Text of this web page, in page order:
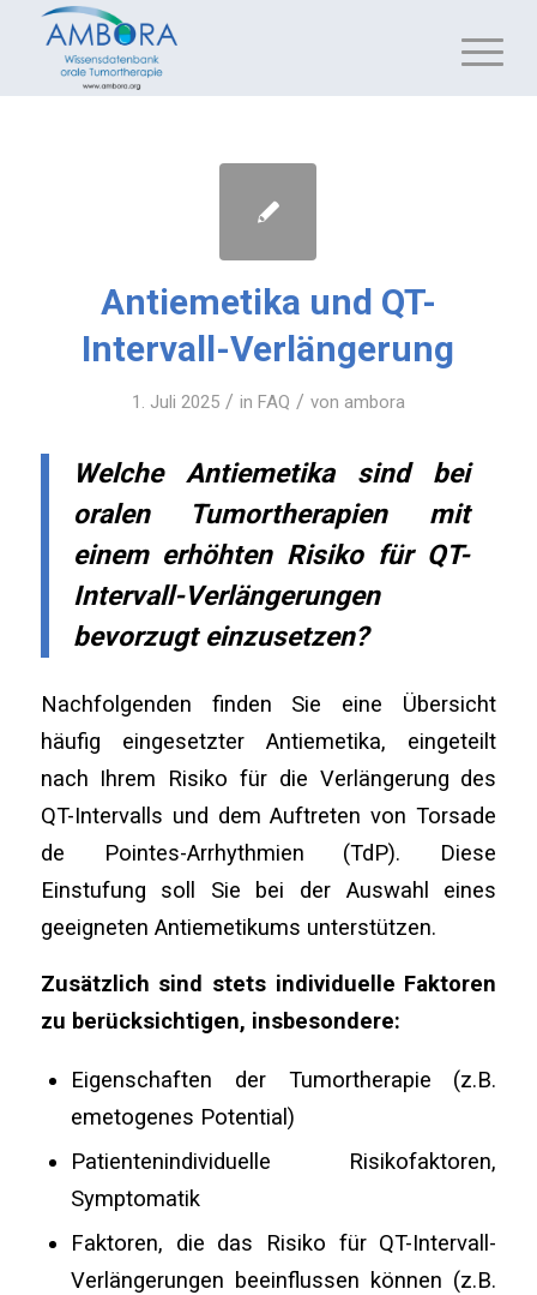
Antiemetika und QT-
Intervall-Verlängerung
1. Juli 2025 / in FAQ / von ambora
Welche Antiemetika sind bei
oralen Tumortherapien mit
einem erhöhtenRisiko für QT-
Intervall-Verlängerungen
bevorzugt einzusetzen?
Nachfolgenden finden Sie eine Übersicht
häufig eingesetzter Antiemetika, eingeteilt
nach Ihrem Risiko für die Verlängerung des
QT-Intervalls und dem Auftreten von Torsade
de Pointes-Arrhythmien (TdP). Diese
Einstufung soll Sie bei der Auswahl eines
geeigneten Antiemetikums unterstützen.
Zusätzlich sind stets individuelle Faktoren
zu berücksichtigen, insbesondere:
Eigenschaften der Tumortherapie (z.B.
emetogenes Potential)
Patientenindividuelle Risikofaktoren,
Symptomatik
Faktoren, die das Risiko für QT-Intervall-
Verlängerungen beeinflussen können (z.B.